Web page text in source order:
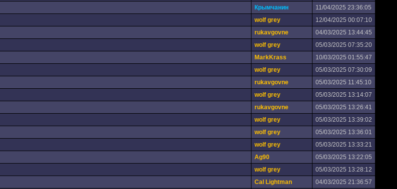
Крымчанин
11/04/2025 23:36:05
wolf grey
12/04/2025 00:07:10
rukavgovne
04/03/2025 13:44:45
wolf grey
05/03/2025 07:35:20
MarkKrass
10/03/2025 01:55:47
wolf grey
05/03/2025 07:30:09
rukavgovne
05/03/2025 11:45:10
wolf grey
05/03/2025 13:14:07
rukavgovne
05/03/2025 13:26:41
wolf grey
05/03/2025 13:39:02
wolf grey
05/03/2025 13:36:01
wolf grey
05/03/2025 13:33:21
Ag90
05/03/2025 13:22:05
wolf grey
05/03/2025 13:28:12
Cal Lightman 04/03/2025 21:36:57